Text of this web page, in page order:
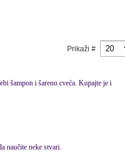
Prikaži #
šampon i šareno cveća. Kupajte je i
naučite neke stvari.